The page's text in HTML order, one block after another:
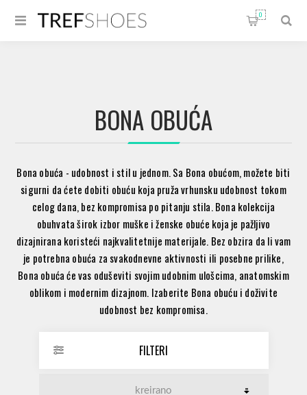
0
BONA OBUĆA
Bona obuća - udobnost i stil u jednom. Sa Bona obućom, možete biti
sigurni da ćete dobiti obuću koja pruža vrhunsku udobnost tokom
celog dana, bez kompromisa po pitanju stila. Bona kolekcija
obuhvata širok izbor muške i ženske obuće koja je pažljivo
dizajnirana koristeći najkvalitetnije materijale. Bez obzira da li vam
je potrebna obuća za svakodnevne aktivnosti ili posebne prilike,
Bona obuća će vas oduševiti svojim udobnim ulošcima, anatomskim
oblikom i modernim dizajnom. Izaberite Bona obuću i doživite
udobnost bez kompromisa.
FILTERI